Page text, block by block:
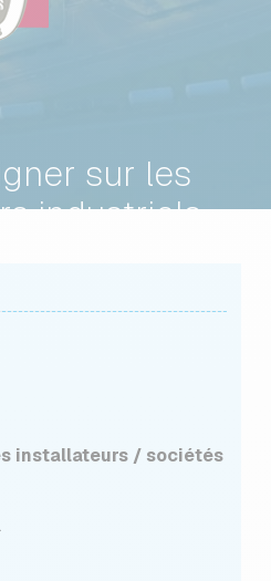
sur les
industriels
installateurs / sociétés